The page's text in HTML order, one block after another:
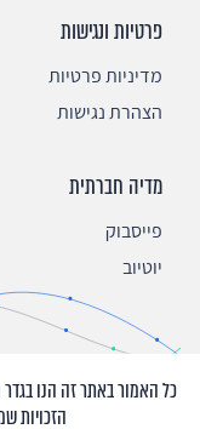
פרטיות ונגישות
מדיניות פרטיות
הצהרת נגישות
מדיה חברתית
פייסבוק
יוטיוב
כל האמור באתר זה הנו בגדר
הזכויות